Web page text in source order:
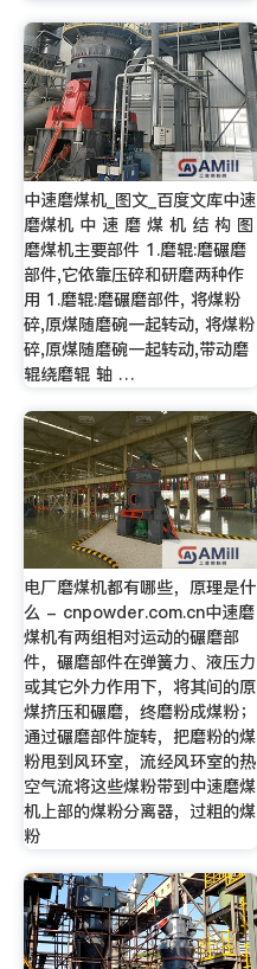
中速磨煤机_图文_百度文库中速
磨煤机 中 速 磨 煤 机 结 构 图
磨煤机主要部件 1.磨辊:磨碾磨
部件,它依靠压碎和研磨两种作
用 1.磨辊:磨碾磨部件, 将煤粉
碎,原煤随磨碗一起转动, 将煤粉
碎,原煤随磨碗一起转动,带动磨
辊绕磨辊 轴 …
电厂磨煤机都有哪些，原理是什
么 - cnpowder.com.cn中速磨
煤机有两组相对运动的碾磨部
件，碾磨部件在弹簧力、液压力
或其它外力作用下，将其间的原
煤挤压和碾磨，终磨粉成煤粉；
通过碾磨部件旋转，把磨粉的煤
粉甩到风环室，流经风环室的热
空气流将这些煤粉带到中速磨煤
机上部的煤粉分离器，过粗的煤
粉